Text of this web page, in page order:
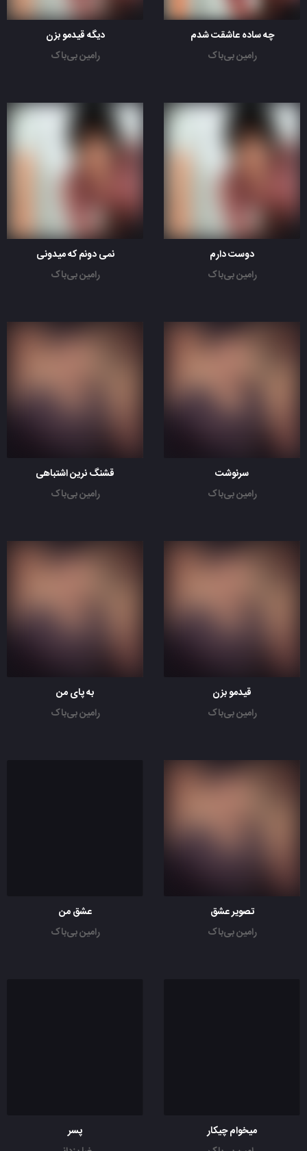
چه ساده عاشقت شدم
رامین بی‌باک
دیگه قیدمو بزن
رامین بی‌باک
دوست دارم
رامین بی‌باک
نمی دونم که میدونی
رامین بی‌باک
سرنوشت
رامین بی‌باک
قشنگ نرین اشتباهی
رامین بی‌باک
قیدمو بزن
رامین بی‌باک
به پای من
رامین بی‌باک
تصویر عشق
رامین بی‌باک
عشق من
رامین بی‌باک
میخوام چیکار
پسر